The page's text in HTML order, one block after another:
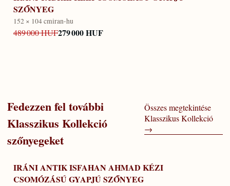
SZŐNYEG
152 × 104 cmiran-hu
489 000 HUF279 000 HUF
Fedezzen fel további
Klasszikus Kollekció
szőnyegeket
Összes megtekintése
Klasszikus Kollekció
→
IRÁNI ANTIK ISFAHAN AHMAD KÉZI
CSOMÓZÁSÚ GYAPJÚ SZŐNYEG